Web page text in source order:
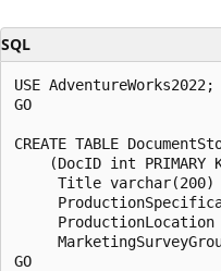
SQL
USE
GO
CREATE TABLE
(DocID int PRIMARY
Title
GO